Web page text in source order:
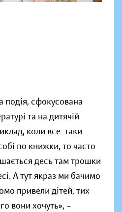
подія, сфокусована
та на дитячій
коли все-таки
по книжки, то часто
десь там трошки
А тут якраз ми бачимо
привели дітей, тих
вони хочуть», –